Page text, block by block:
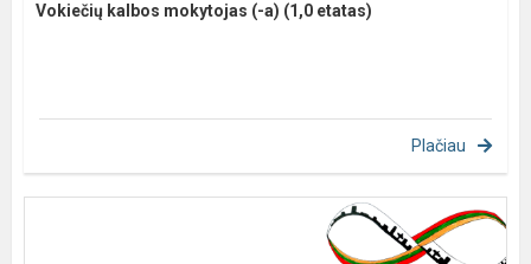
Vokiečių kalbos mokytojas (-a) (1,0 etatas)
Plačiau